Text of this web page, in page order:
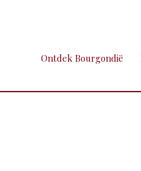
Ontdek Bourgondië